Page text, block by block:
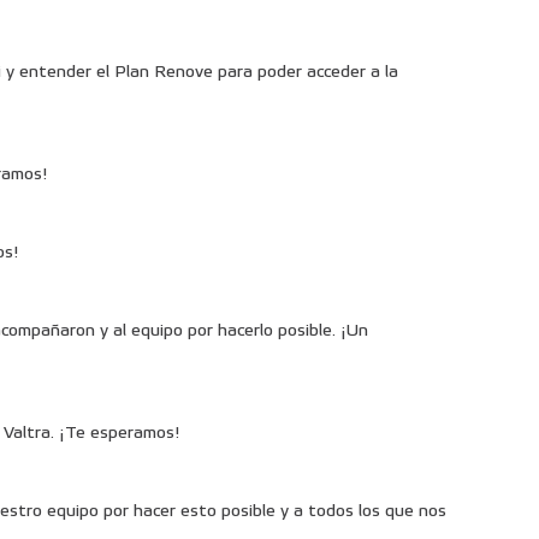
entender el Plan Renove para poder acceder a la
y al equipo por hacerlo posible. ¡Un
¡Te esperamos!
equipo por hacer esto posible y a todos los que nos